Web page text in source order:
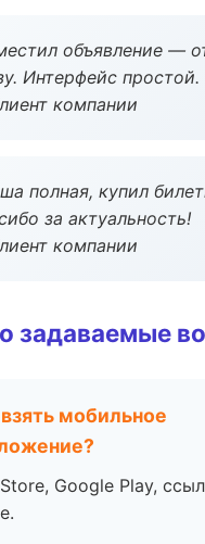
объявление —
Интерфейс простой.
компании
полная, купил
за актуальность!
компании
задаваемые
мобильное
Google Play,